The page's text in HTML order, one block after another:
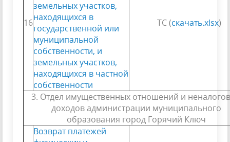
16
земельных участков,
находящихся в
государственной или
муниципальной
собственности, и
земельных участков,
находящихся в частной
собственности
ТС (скачать.xlsx)
3. Отдел имущественных отношений и
доходов администрации муниципального
образования город Горячий Ключ
Возврат платежей